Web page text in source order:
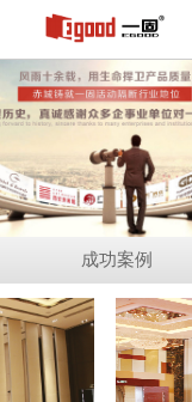
成功案例